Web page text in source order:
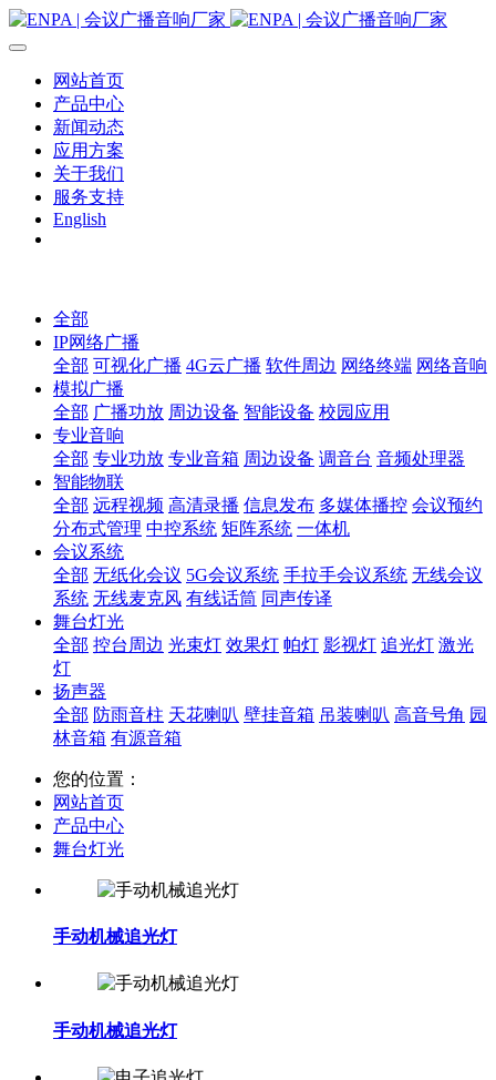
网站首页
产品中心
新闻动态
应用方案
关于我们
服务支持
English
全部
IP网络广播
全部 可视化广播 4G云广播 软件周边 网络终端 网络音响
模拟广播
全部 广播功放 周边设备 智能设备 校园应用
专业音响
全部 专业功放 专业音箱 周边设备 调音台 音频处理器
智能物联
全部 远程视频 高清录播 信息发布 多媒体播控 会议预约
分布式管理 中控系统 矩阵系统 一体机
会议系统
全部 无纸化会议 5G会议系统 手拉手会议系统 无线会议
系统 无线麦克风 有线话筒 同声传译
舞台灯光
全部 控台周边 光束灯 效果灯 帕灯 影视灯 追光灯 激光
灯
扬声器
全部 防雨音柱 天花喇叭 壁挂音箱 吊装喇叭 高音号角 园
林音箱 有源音箱
您的位置：
网站首页
产品中心
舞台灯光
手动机械追光灯
手动机械追光灯